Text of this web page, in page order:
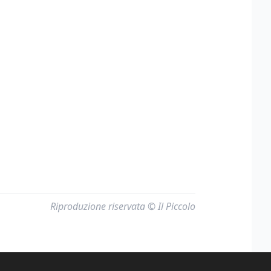
Riproduzione riservata © Il Piccolo